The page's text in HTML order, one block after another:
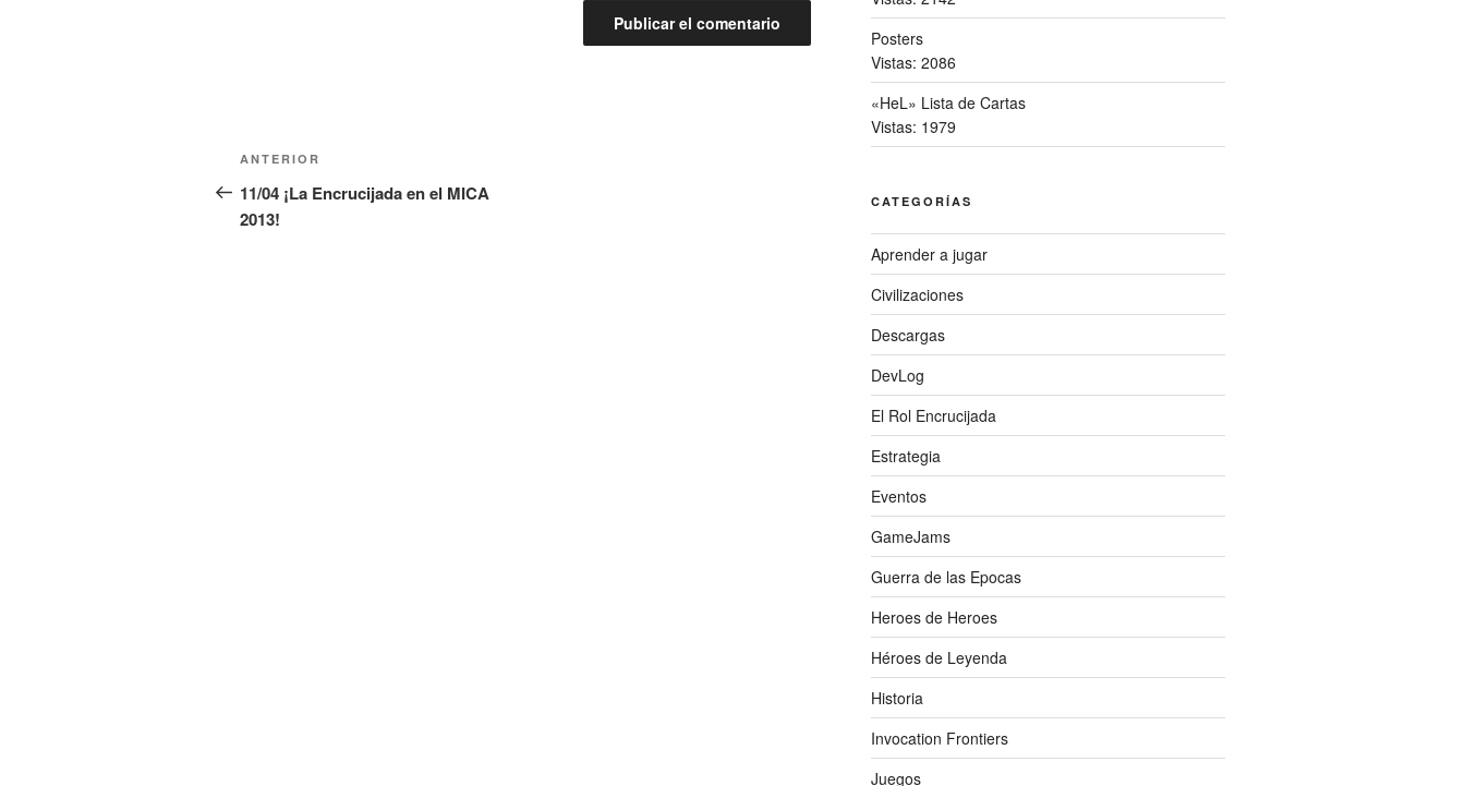
Navegación
de
entradas
Entrada
anterior:
ANTERIOR
11/04 ¡La Encrucijada en el MICA
2013!
Posters
Vistas: 2086
«HeL» Lista de Cartas
Vistas: 1979
CATEGORÍAS
Aprender a jugar
Civilizaciones
Descargas
DevLog
El Rol Encrucijada
Estrategia
Eventos
GameJams
Guerra de las Epocas
Heroes de Heroes
Héroes de Leyenda
Historia
Invocation Frontiers
Juegos